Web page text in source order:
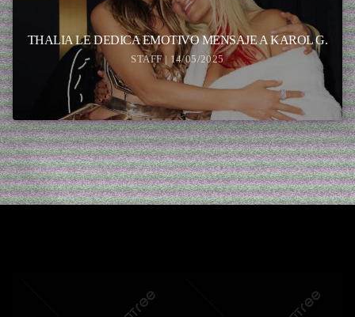
THALIA LE DEDICA EMOTIVO MENSAJE A KAROL G.
STAFF | 14/05/2025